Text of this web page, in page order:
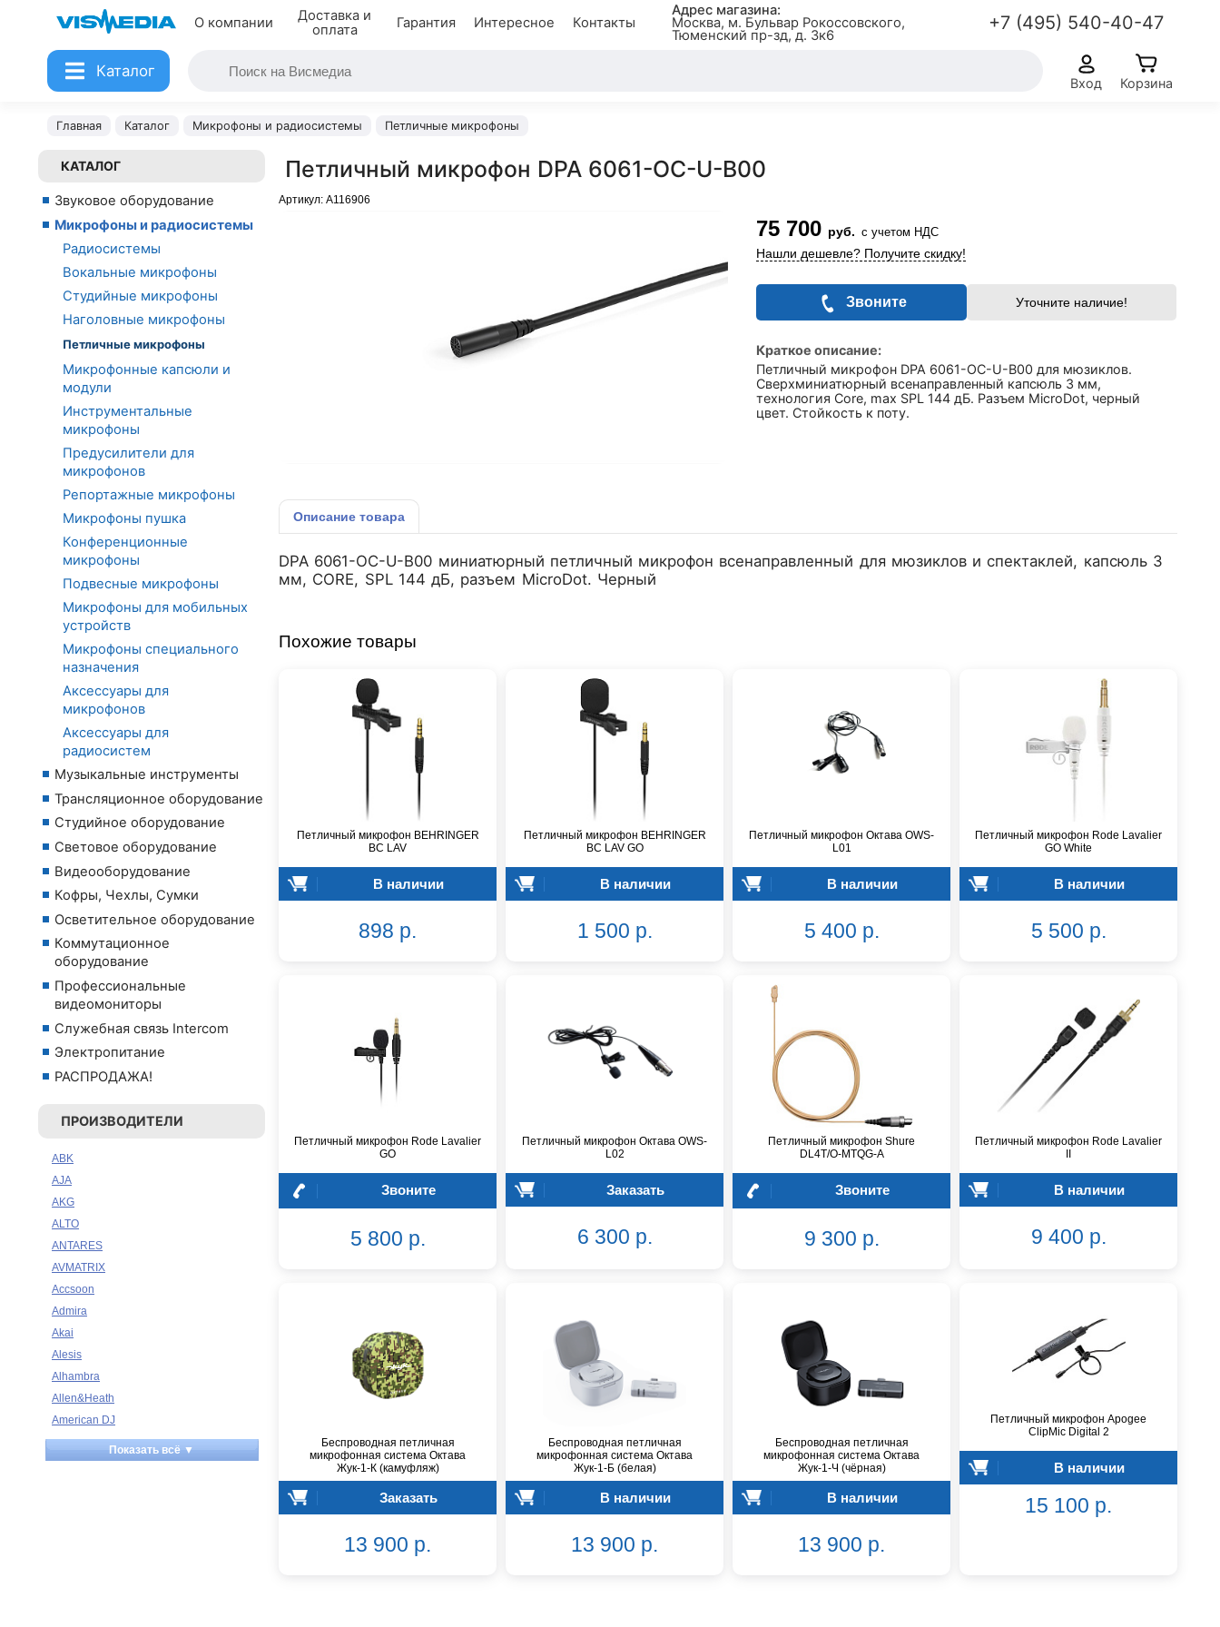
О компании
Доставка и
оплата
Гарантия Интересное Контакты
Адрес магазина:
Москва, м. Бульвар Рокоссовского,
Тюменский пр-зд, д. 3к6
+7 (495) 540-40-47
Каталог
Вход Корзина
Главная Каталог Микрофоны и радиосистемы Петличные микрофоны
КАТАЛОГ
Звуковое оборудование
Микрофоны и радиосистемы
Радиосистемы
Вокальные микрофоны
Студийные микрофоны
Наголовные микрофоны
Петличные микрофоны
Микрофонные капсюли и
модули
Инструментальные
микрофоны
Предусилители для
микрофонов
Репортажные микрофоны
Микрофоны пушка
Конференционные
микрофоны
Подвесные микрофоны
Микрофоны для мобильных
устройств
Микрофоны специального
назначения
Аксессуары для
микрофонов
Аксессуары для
радиосистем
Музыкальные инструменты
Трансляционное оборудование
Студийное оборудование
Световое оборудование
Видеооборудование
Кофры, Чехлы, Сумки
Осветительное оборудование
Коммутационное
оборудование
Профессиональные
видеомониторы
Служебная связь Intercom
Электропитание
РАСПРОДАЖА!
ПРОИЗВОДИТЕЛИ
ABK
AJA
AKG
ALTO
ANTARES
AVMATRIX
Accsoon
Admira
Akai
Alesis
Alhambra
Allen&Heath
American DJ
Ampeg
Apart
Показать всё ▼
Петличный микрофон DPA 6061-OC-U-B00
Артикул: A116906
75 700 руб. с учетом НДС
Нашли дешевле? Получите скидку!
Звоните Уточните наличие!
Краткое описание:
Петличный микрофон DPA 6061-OC-U-B00 для мюзиклов.
Сверхминиатюрный всенаправленный капсюль 3 мм,
технология Core, max SPL 144 дБ. Разъем MicroDot, черный
цвет. Стойкость к поту.
Описание товара
DPA 6061-OC-U-B00 миниатюрный петличный микрофон всенаправленный для мюзиклов и спектаклей, капсюль 3
мм, CORE, SPL 144 дБ, разъем MicroDot. Черный
Похожие товары
Петличный микрофон BEHRINGER
BC LAV
В наличии
898 р.
Петличный микрофон BEHRINGER
BC LAV GO
В наличии
1 500 р.
Петличный микрофон Октава OWS-
L01
В наличии
5 400 р.
Петличный микрофон Rode Lavalier
GO White
В наличии
5 500 р.
Петличный микрофон Rode Lavalier
GO
Звоните
5 800 р.
Петличный микрофон Октава OWS-
L02
Заказать
6 300 р.
Петличный микрофон Shure
DL4T/O-MTQG-A
Звоните
9 300 р.
Петличный микрофон Rode Lavalier
В наличии
9 400 р.
Беспроводная петличная
микрофонная система Октава
Жук-1-К (камуфляж)
Заказать
13 900 р.
Беспроводная петличная
микрофонная система Октава
Жук-1-Б (белая)
В наличии
13 900 р.
Беспроводная петличная
микрофонная система Октава
Жук-1-Ч (чёрная)
В наличии
13 900 р.
Петличный микрофон Apogee
ClipMic Digital 2
В наличии
15 100 р.